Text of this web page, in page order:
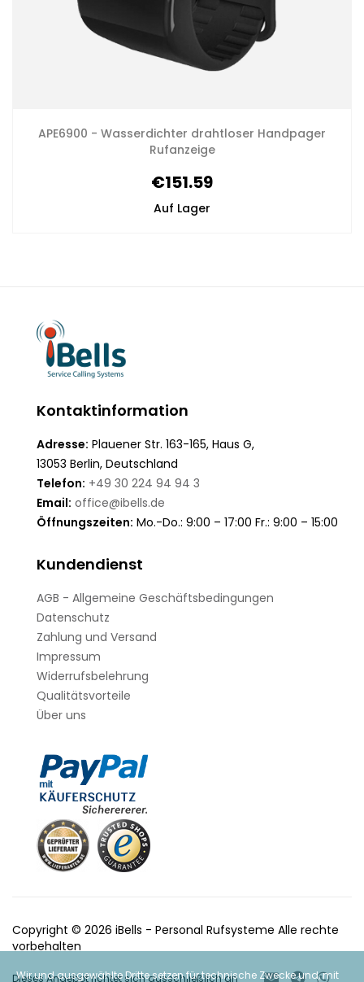
Wir und ausgewählte Dritte setzen für technische Zwecke und, mit
APE6900 - Wasserdichter drahtloser Handpager
Rufanzeige
€151.59
Auf Lager
Kontaktinformation
Adresse: Plauener Str. 163-165, Haus G,
13053 Berlin, Deutschland
Telefon: +49 30 224 94 94 3
Email: office@ibells.de
Öffnungszeiten: Mo.-Do.: 9:00 – 17:00 Fr.: 9:00 – 15:00
Kundendienst
AGB - Allgemeine Geschäftsbedingungen
Datenschutz
Zahlung und Versand
Impressum
Widerrufsbelehrung
Qualitätsvorteile
Über uns
Copyright © 2026 iBells - Personal Rufsysteme Alle rechte
vorbehalten
Dieses Angebot richtet sich ausschließlich an